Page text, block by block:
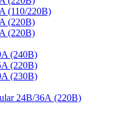
(110/220B)
(220B)
(220B)
(240B)
(220B)
(230B)
24В/36А (220B)